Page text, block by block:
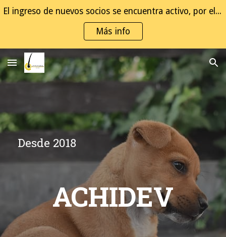
Skip to main content Skip to navigation
El ingreso de nuevos socios se encuentra activo, por el momento debes enviar un correo a contacto@achidev-oficial.cl
Más info
Desde 2018
ACHIDEV